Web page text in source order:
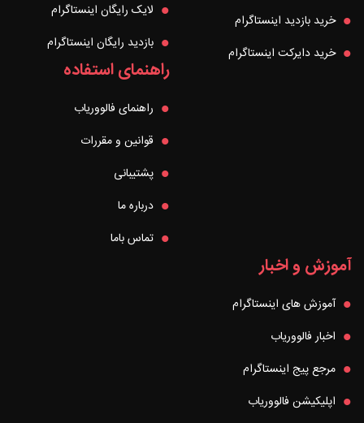
خرید بازدید اینستاگرام
خرید دایرکت اینستاگرام
لایک رایگان اینستاگرام
بازدید رایگان اینستاگرام
راهنمای استفاده
راهنمای فالووریاب
قوانین و مقررات
پشتیبانی
درباره ما
تماس باما
آموزش و اخبار
آموزش های اینستاگرام
اخبار فالووریاب
مرجع پیج اینستاگرام
اپلیکیشن فالووریاب